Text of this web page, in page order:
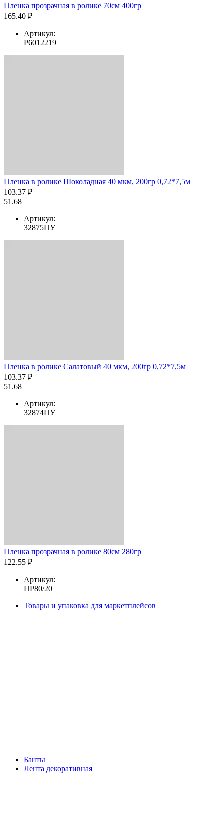
Пленка прозрачная в ролике 70см 400гр
165.40 ₽
Артикул:
Р6012219
Пленка в ролике Шоколадная 40 мкм, 200гр 0,72*7,5м
103.37 ₽
51.68
Артикул:
32875ПУ
Пленка в ролике Салатовый 40 мкм, 200гр 0,72*7,5м
103.37 ₽
51.68
Артикул:
32874ПУ
Пленка прозрачная в ролике 80см 280гр
122.55 ₽
Артикул:
ПР80/20
Товары и упаковка для маркетплейсов
Банты
Лента декоративная